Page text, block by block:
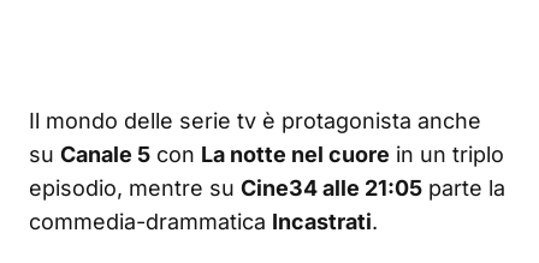
Il mondo delle serie tv è protagonista anche
su Canale 5 con La notte nel cuore in un triplo
episodio, mentre su Cine34 alle 21:05 parte la
commedia-drammatica Incastrati.